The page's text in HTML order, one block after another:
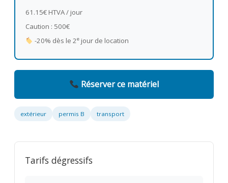
61.15€ HTVA / jour
Caution : 500€
-20% dès le 2ejour de location
Réserver ce matériel
extérieur permis B transport
Tarifs dégressifs